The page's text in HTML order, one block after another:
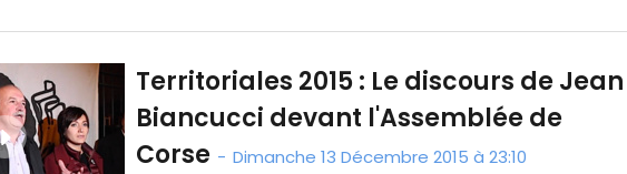
Territoriales 2015 : Le discours de Jean
Biancucci devant l'Assemblée de
Corse - Dimanche 13 Décembre 2015 à 23:10